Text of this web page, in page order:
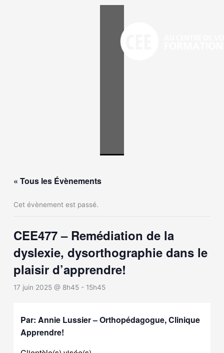
« Tous les Évènements
Cet évènement est passé.
CEE477 – Remédiation de la
dyslexie, dysorthographie dans le
plaisir d’apprendre!
17 juin 2025 @ 8h45 - 15h45
Par: Annie Lussier – Orthopédagogue, Clinique
Apprendre!